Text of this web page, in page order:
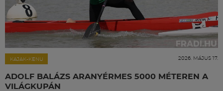
KAJAK-KENU 2026. MÁJUS 17.
ADOLF BALÁZS ARANYÉRMES 5000 MÉTEREN A
VILÁGKUPÁN
Hírek
Labdarúgás